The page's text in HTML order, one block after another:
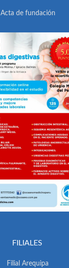
Acta de fundación
FILIALES
Filial Arequipa